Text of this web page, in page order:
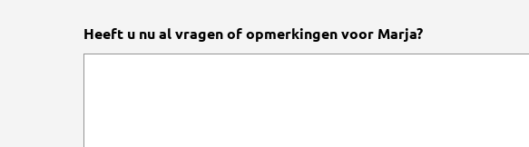
Heeft u nu al vragen of opmerkingen voor Marja?